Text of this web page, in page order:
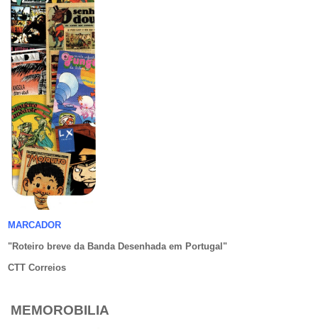
MARCADOR
"Roteiro breve da Banda Desenhada em Portugal "
CTT Correios
MEMOROBILIA